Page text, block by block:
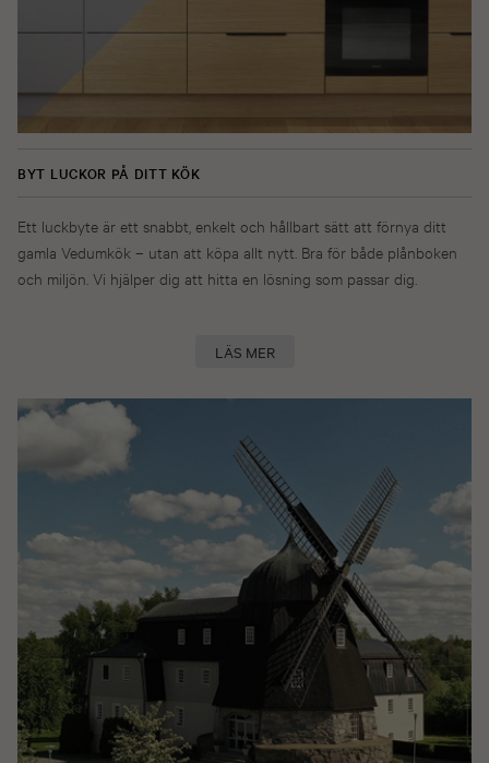
BYT LUCKOR PÅ DITT KÖK
Ett luckbyte är ett snabbt, enkelt och hållbart sätt att förnya ditt
gamla Vedumkök – utan att köpa allt nytt. Bra för både plånboken
och miljön. Vi hjälper dig att hitta en lösning som passar dig.
LÄS MER